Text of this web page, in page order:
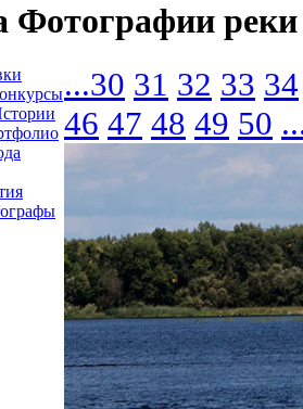
Фотографии реки
...30 31 32 33 34
46 47 48 49 50